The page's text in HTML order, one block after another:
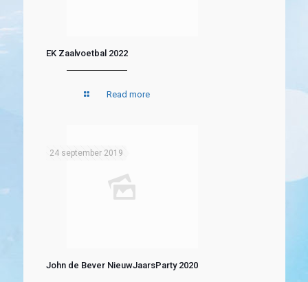
EK Zaalvoetbal 2022
Read more
24 september 2019
John de Bever NieuwJaarsParty 2020